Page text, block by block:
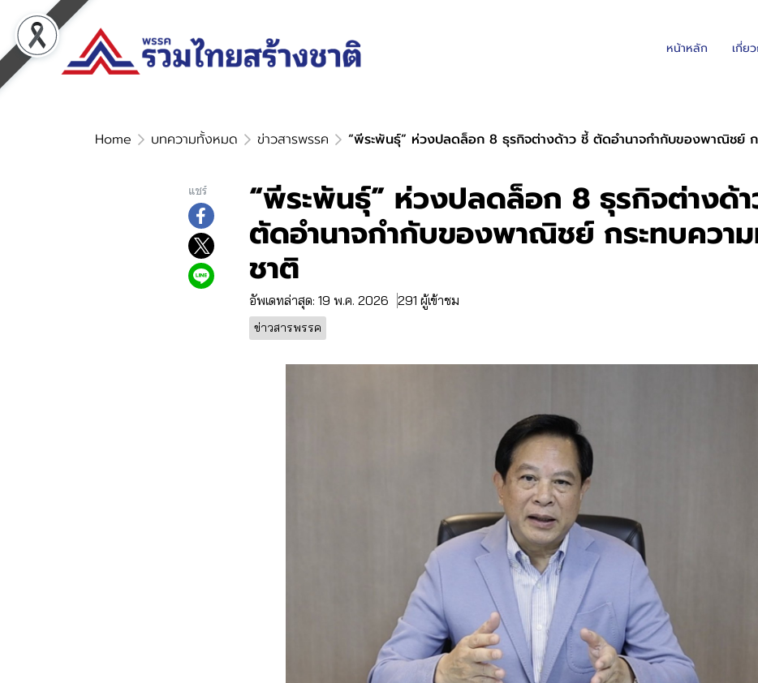
หน้าหลัก เกี่ย
Home บทความทั้งหมด ข่าวสารพรรค “พีระพันธุ์” ห่วงปลดล็อก 8 ธุรกิจต่างด้าว ชี้ ตัดอำนาจกำกับของพาณิชย์ ก
แชร์ “พีระพันธุ์” ห่วงปลดล็อก 8 ธุรกิจต่างด้
ตัดอำนาจกำกับของพาณิชย์ กระทบควา
ชาติ
อัพเดทล่าสุด: 19 พ.ค. 2026 291 ผู้เข้าชม
ข่าวสารพรรค